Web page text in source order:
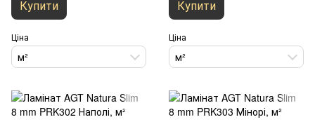
Купити
Ціна
м²
Купити
Ціна
м²